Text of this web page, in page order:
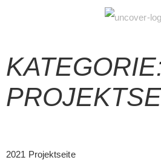
2021 Projektseite